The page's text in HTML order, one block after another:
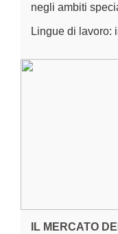
negli ambiti
Lingue di lavoro:
IL MERCATO